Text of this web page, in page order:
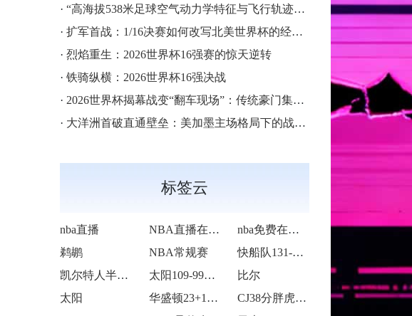
· “高海拔538米足球空气动力学特征与飞行轨迹调控机制——以2026世界杯BBVA球场为实证场景”
· 扩军首战：1/16决赛如何改写北美世界杯的经济版图
· 烈焰重生：2026世界杯16强赛的惊天逆转
· 铁骑纵横：2026世界杯16强决战
· 2026世界杯揭幕战变“翻车现场”：传统豪门集体遇险
· 大洋洲首破直通壁垒：美加墨主场格局下的战术体系重构
标签云
nba直播 NBA直播在线观看
nba免费在线高清直播
鹈鹕
NBA常规赛
快船队131-105战胜老鹰队
凯尔特人半场65-55领先雷霆
太阳109-99力克76人
比尔
太阳
华盛顿23+14莱夫利21+15 独行侠
CJ38分胖虎被禁赛 鹈鹕123-115